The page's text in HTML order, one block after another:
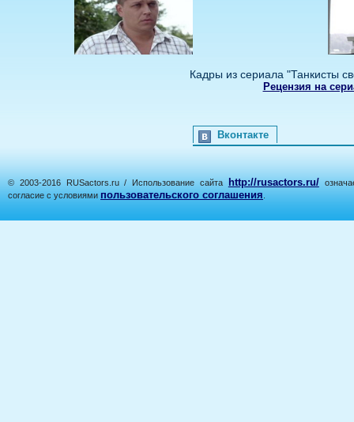
Кадры из сериала "Танкисты
Рецензия на
Вконтакте
© 2003-2016 RUSactors.ru / Использование сайта http://rusactors.ru/
согласие с условиями пользовательского соглашения